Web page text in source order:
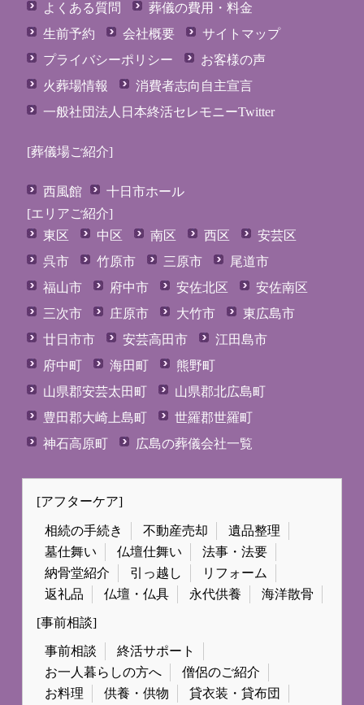
よくある質問
葬儀の費用・料金
生前予約
会社概要
サイトマップ
プライバシーポリシー
お客様の声
火葬場情報
消費者志向自主宣言
一般社団法人日本終活セレモニーTwitter
[葬儀場ご紹介]
西風館
十日市ホール
[エリアご紹介]
東区
中区 南区 西区
安芸区
呉市
竹原市 三原市
尾道市
福山市
府中市 安佐北区
安佐南区
三次市
庄原市 大竹市
東広島市
廿日市市
安芸高田市
江田島市
府中町
海田町
熊野町
山県郡安芸太田町
山県郡北広島町
豊田郡大崎上島町
世羅郡世羅町
神石高原町
広島の葬儀会社一覧
[アフターケア]
相続の手続き 不動産売却
遺品整理
墓仕舞い
仏壇仕舞い
法事・法要
納骨堂紹介
引っ越し
リフォーム
返礼品
仏壇・仏具 永代供養 海洋散骨
[事前相談]
事前相談
終活サポート
お一人暮らしの方へ
僧侶のご紹介
お料理
供養・供物 貸衣装・貸布団